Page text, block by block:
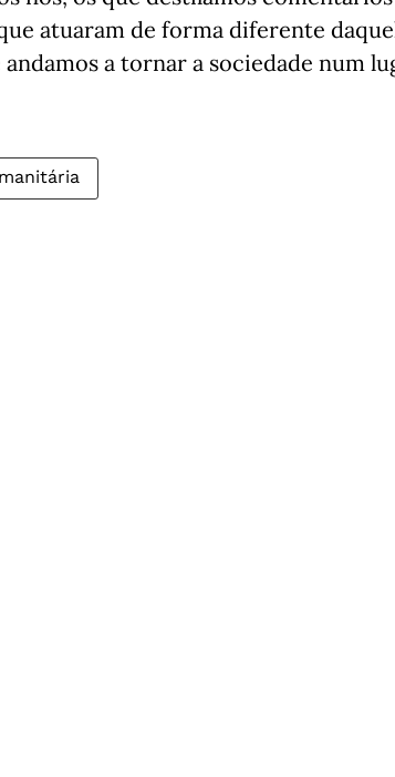
atuaram de forma diferente
a tornar a sociedade num